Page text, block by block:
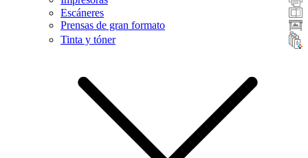
Escáneres
Prensas de gran formato
Tinta y tóner